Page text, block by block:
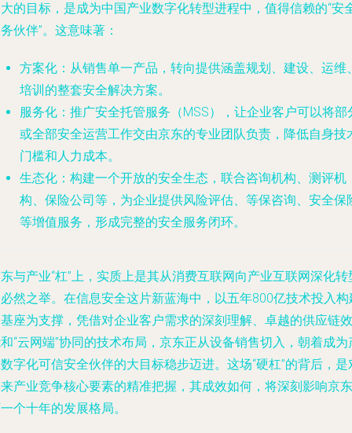
的目标，是成为中国产业数字化转型进程中，值得信赖的“安
伙伴”。这意味著：
方案化 ：从销售单一产品，转向提供涵盖规划、建设、运维
培训的整套安全解决方案。
服务化 ：推广安全托管服务（MSS），让企业客户可以将部
或全部安全运营工作交由京东的专业团队负责，降低自身技
门槛和人力成本。
生态化 ：构建一个开放的安全生态，联合咨询机构、测评机
构、保险公司等，为企业提供风险评估、等保咨询、安全保
等增值服务，形成完整的安全服务闭环。
与产业“杠”上，实质上是其从消费互联网向产业互联网深化转
然之举。在信息安全这片新蓝海中，以五年800亿技术投入构
座为支撑，凭借对企业客户需求的深刻理解、卓越的供应链效
“云网端”协同的技术布局，京东正从设备销售切入，朝着成为
字化可信安全伙伴的大目标稳步迈进。这场“硬杠”的背后，是
产业竞争核心要素的精准把握，其成效如何，将深刻影响京东
个十年的发展格局。